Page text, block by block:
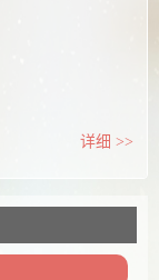
详细 >>